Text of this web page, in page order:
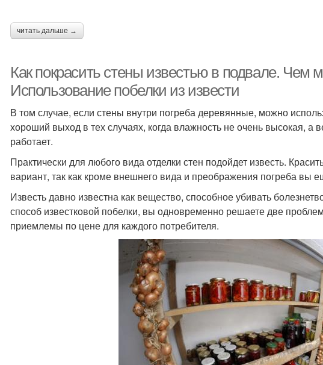
читать дальше →
Как покрасить стены известью в подвале. Чем
Использование побелки из извести
В том случае, если стены внутри погреба деревянные, можно
хороший выход в тех случаях, когда влажность не очень высокая, а
работает.
Практически для любого вида отделки стен подойдет известь.
вариант, так как кроме внешнего вида и преображения погреба вы
Известь давно известна как вещество, способное убивать
способ известковой побелки, вы одновременно решаете две
приемлемы по цене для каждого потребителя.